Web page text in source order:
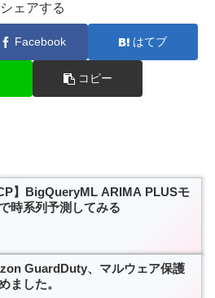
シェアする
Facebook はてブ
コピー
】BigQueryML ARIMA PLUSモ
時系列予測してみる
GuardDuty、マルウェア保護
ました。